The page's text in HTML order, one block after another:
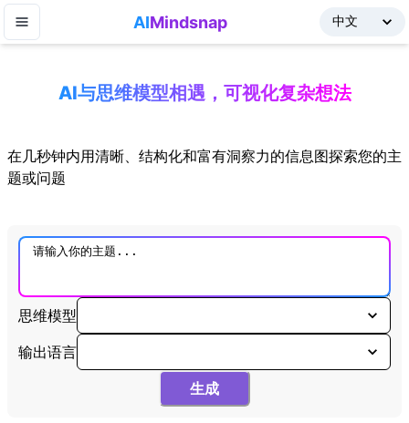
AIMindsnap
AI与思维模型相遇，可视化复杂想法
在几秒钟内用清晰、结构化和富有洞察力的信息图探索您的主
题或问题
思维模型
输出语言
生成